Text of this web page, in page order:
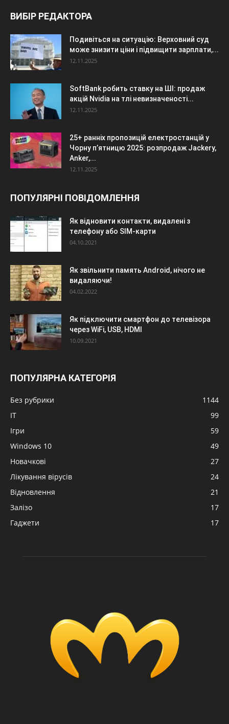
ВИБІР РЕДАКТОРА
Подивіться на ситуацію: Верховний суд
може знизити ціни і підвищити зарплати,...
12.11.2025
SoftBank робить ставку на ШІ: продаж
акцій Nvidia на тлі невизначеності...
12.11.2025
25+ ранніх пропозицій електростанцій у
Чорну п’ятницю 2025: розпродаж Jackery,
Anker,...
12.11.2025
ПОПУЛЯРНІ ПОВІДОМЛЕННЯ
Як відновити контакти, видалені з
телефону або SIM-карти
04.10.2021
Як звільнити память Android, нічого не
видаляючи!
04.02.2022
Як підключити смартфон до телевізора
через WiFi, USB, HDMI
10.09.2021
ПОПУЛЯРНА КАТЕГОРІЯ
Без рубрики
1144
IT
99
Ігри
59
Windows 10
49
Новачкові
27
Лікування вірусів
24
Відновлення
21
Залізо
17
Гаджети
17